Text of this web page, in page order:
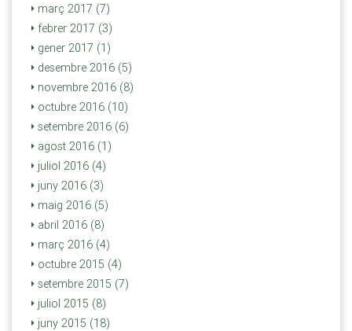
març 2017 (7)
febrer 2017 (3)
gener 2017 (1)
desembre 2016 (5)
novembre 2016 (8)
octubre 2016 (10)
setembre 2016 (6)
agost 2016 (1)
juliol 2016 (4)
juny 2016 (3)
maig 2016 (5)
abril 2016 (8)
març 2016 (4)
octubre 2015 (4)
setembre 2015 (7)
juliol 2015 (8)
juny 2015 (18)